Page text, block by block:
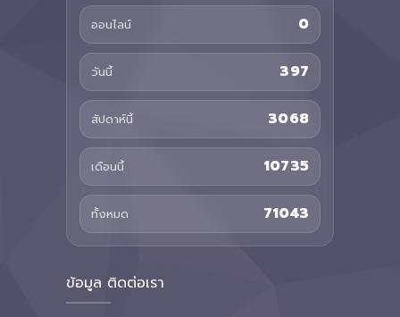
ออนไลน์ 0
วันนี้ 397
สัปดาห์นี้ 3068
เดือนนี้ 10735
ทั้งหมด 71043
ข้อมูล ติดต่อเรา